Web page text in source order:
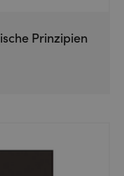
Prinzipien